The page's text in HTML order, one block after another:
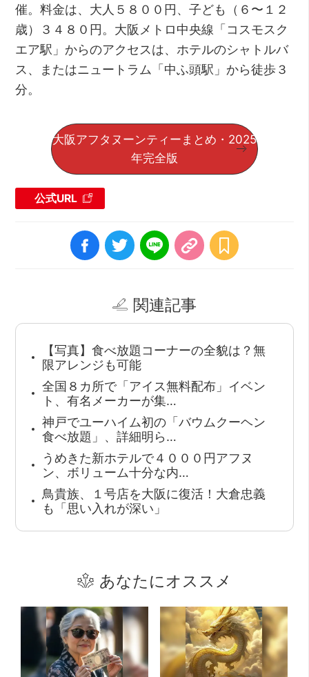
催。料金は、大人５８００円、子ども（６〜１２
歳）３４８０円。大阪メトロ中央線「コスモスク
エア駅」からのアクセスは、ホテルのシャトルバ
ス、またはニュートラム「中ふ頭駅」から徒歩３
分。
大阪アフタヌーンティーまとめ・2025
年完全版
公式URL
関連記事
【写真】食べ放題コーナーの全貌は？無
限アレンジも可能
全国８カ所で「アイス無料配布」イベン
ト、有名メーカーが集…
神戸でユーハイム初の「バウムクーヘン
食べ放題」、詳細明ら…
うめきた新ホテルで４０００円アフヌ
ン、ボリューム十分な内…
鳥貴族、１号店を大阪に復活！大倉忠義
も「思い入れが深い」
あなたにオススメ